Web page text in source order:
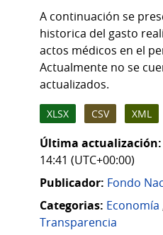
A continuación se
historica del gasto
actos médicos en el
Actualmente no se
actualizados.
XLSX CSV XML
Última actualización:
14:41 (UTC+00:00)
Publicador: Fondo
Categorias: Economía
Transparencia